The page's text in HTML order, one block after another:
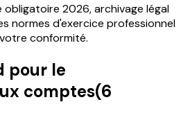
2026, archivage légal
normes d'exercice professionnel
conformité.
pour le
comptes(6